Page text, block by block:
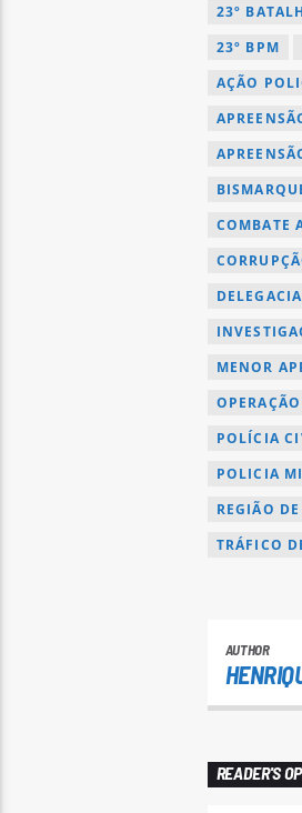
23º
23º BPM
AÇÃO
COMBATE
MENOR
POLÍCIA
POLICIA
REGIÃO
TRÁFICO
AUTHOR
READER'S